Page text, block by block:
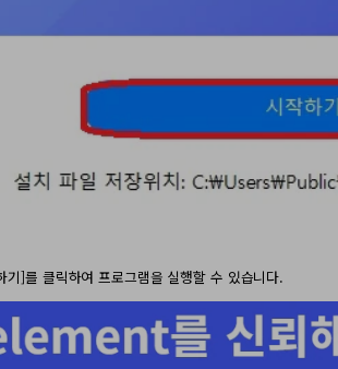
기]를 클릭하여 프로그램을 실행할 수 있습니다.